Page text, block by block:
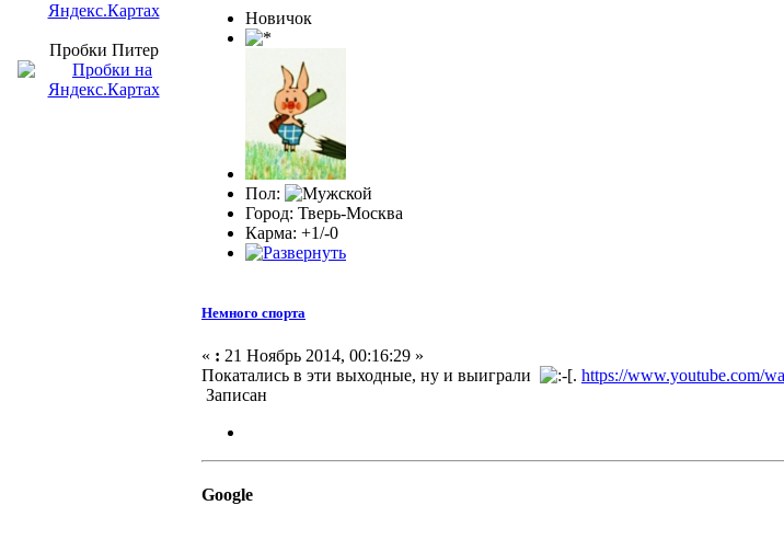
Пробки Питер
Новичок
Пол:
Город: Тверь-Москва
Карма: +1/-0
Немного спорта
« : 21 Ноябрь 2014, 00:16:29 »
Покатались в эти выходные, ну и выиграли
. https://www.youtube.com/
Записан
Google